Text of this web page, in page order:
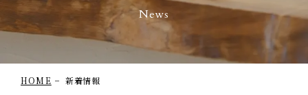
News
HOME 新着情報